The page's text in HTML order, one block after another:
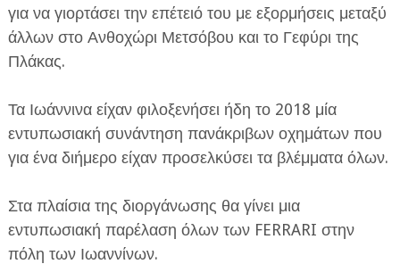
για να γιορτάσει την επέτειό του με εξορμήσεις μεταξύ
άλλων στο Ανθοχώρι Μετσόβου και το Γεφύρι της
Πλάκας.
Τα Ιωάννινα είχαν φιλοξενήσει ήδη το 2018 μία
εντυπωσιακή συνάντηση πανάκριβων οχημάτων που
για ένα διήμερο είχαν προσελκύσει τα βλέμματα όλων.
Στα πλαίσια της διοργάνωσης θα γίνει μια
εντυπωσιακή παρέλαση όλων των FERRARI στην
πόλη των Ιωαννίνων.